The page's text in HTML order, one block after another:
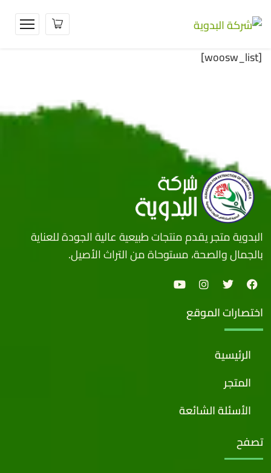
[woosw_list]
البدوية متجر يقدم منتجات طبيعية عالية الجودة للعناية
بالجمال والصحة، مستوحاة من التراث الأصيل.
اختصارات الموقع
الرئيسية
المتجر
الأسئلة الشائعة
تصفح